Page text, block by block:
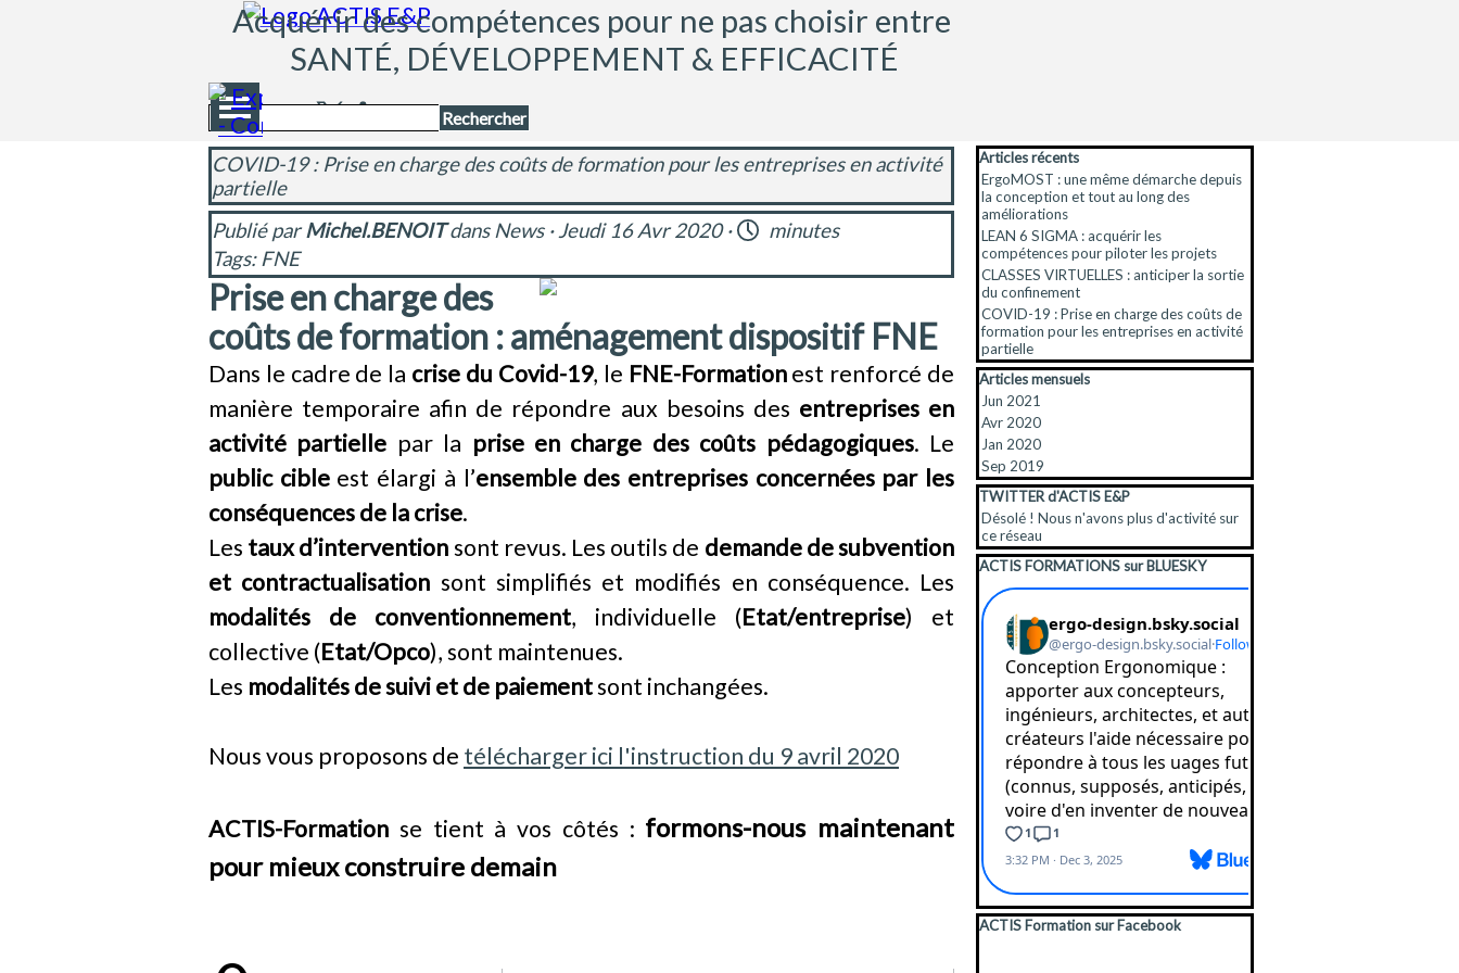
Acquérir des compétences pour ne pas choisir entre
SANTÉ, DÉVELOPPEMENT & EFFICACITÉ
Rechercher
Sauter le menu
COVID-19 : Prise en charge des coûts de formation pour les entreprises en activité
partielle
Publié parMichel.BENOITdans News· Jeudi 16 Avr 2020 ·
minutes
Tags: FNE
Prise en charge des
coûts de formation : aménagement dispositif FNE
Dans le cadre de la crise du Covid-19, le FNE-Formationest renforcé de
manière temporaire afin de répondre aux besoins des entreprises en
activité partielle par la prise en charge des coûts pédagogiques. Le
public cibleest élargi à l’ensemble des entreprises concernées par les
conséquences de la crise.
Les taux d’interventionsont revus. Les outils de demande de subvention
et contractualisation sont simplifiés et modifiés en conséquence. Les
modalités de conventionnement, individuelle (Etat/entreprise) et
collective (Etat/Opco), sont maintenues.
Les modalités de suivi et de paiementsont inchangées.
Nous vous proposons de télécharger ici l'instruction du 9 avril 2020
ACTIS-Formation se tient à vos côtés : formons-nous maintenant
pour mieux construire demain
Sauter le bloc Articles récents
Articles récents
ErgoMOST : une même démarche depuis
la conception et tout au long des
améliorations
LEAN 6 SIGMA : acquérir les
compétences pour piloter les projets
CLASSES VIRTUELLES : anticiper la sortie
du confinement
COVID-19 : Prise en charge des coûts de
formation pour les entreprises en activité
partielle
Sauter le bloc Articles mensuels
Articles mensuels
Jun 2021
Avr 2020
Jan 2020
Sep 2019
Sauter le bloc TWITTER d'ACTIS E&P
TWITTER d'ACTIS E&P
Désolé ! Nous n'avons plus d'activité sur
ce réseau
Sauter le bloc ACTIS FORMATIONS sur
ACTIS FORMATIONS sur BLUESKY
Sauter le bloc ACTIS Formation sur Facebook
ACTIS Formation sur Facebook